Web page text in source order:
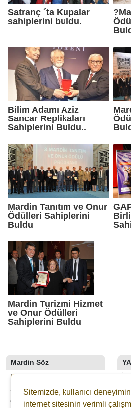
Satranç ´ta Kupalar
sahiplerini buldu.
Bilim Adamı Aziz
Sancar Replikaları
Sahiplerini Buldu..
Mardin Tanıtım ve Onur
Ödülleri Sahiplerini
Buldu
Mardin Turizmi Hizmet
ve Onur Ödülleri
Sahiplerini Buldu
Mardin Söz
YAZARLAR
SON DAKİKA
GALERİLER
Sitemizde, kullanıcı
internet sitesinin verimli